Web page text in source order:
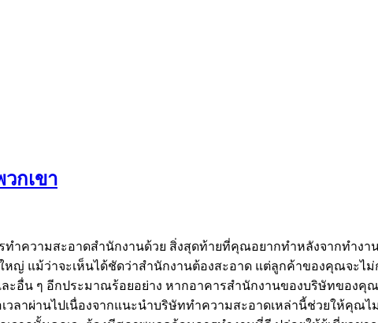
กเขา
ำความสะอาดสำนักงานด้วย สิ่งสุดท้ายที่คุณอยากทำหลังจากทำง
ญ่ แม้ว่าจะเห็นได้ชัดว่าสำนักงานต้องสะอาด แต่ลูกค้าของคุณจะ
ละอื่น ๆ อีกประมาณร้อยอย่าง หากอาคารสำนักงานของบริษัทขอ
ลาผ่านไปเนื่องจากแนะนำบริษัททำความสะอาดเหล่านี้ช่วยให้คุณไม่